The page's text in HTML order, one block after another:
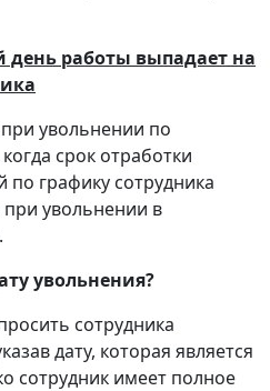
день работы выпадает на
увольнении по
срок отработки
по графику сотрудника
увольнении в
увольнения?
сотрудника
дату, которая является
сотрудник имеет полное